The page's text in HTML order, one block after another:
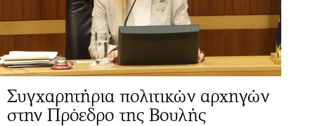
Συγχαρητήρια πολιτικών αρχηγών
στην Πρόεδρο της Βουλής